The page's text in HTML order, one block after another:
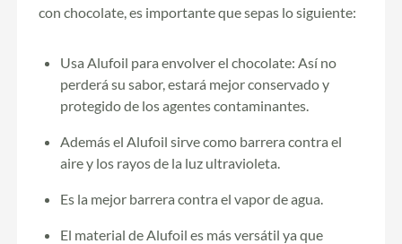
con chocolate, es importante que sepas lo siguiente:
Usa Alufoil para envolver el chocolate: Así no
perderá su sabor, estará mejor conservado y
protegido de los agentes contaminantes.
Además el Alufoil sirve como barrera contra el
aire y los rayos de la luz ultravioleta.
Es la mejor barrera contra el vapor de agua.
El material de Alufoil es más versátil ya que